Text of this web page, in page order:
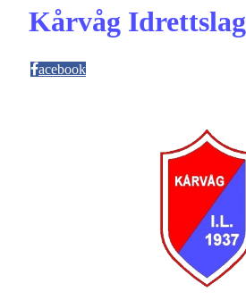
Kårvåg Idrettslag
acebook